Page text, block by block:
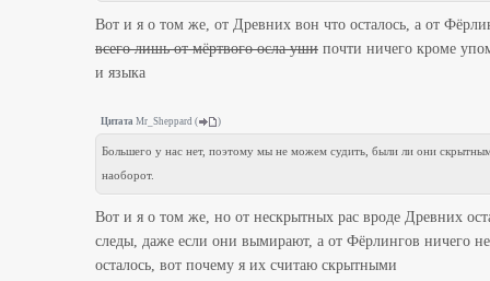
Вот и я о том же, от Древних вон что осталось, а от
всего лишь от мёртвого осла уши почти ничего кроме
и языка
Цитата Mr_Sheppard ( )
Большего у нас нет, поэтому мы не можем судить, были ли они
наоборот.
Вот и я о том же, но от нескрытных рас вроде Древних
следы, даже если они вымирают, а от Фёрлингов ничего не
осталось, вот почему я их считаю скрытными